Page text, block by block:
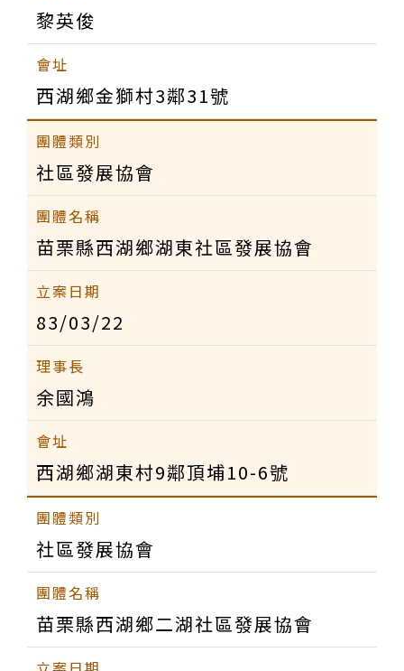
黎英俊
西湖鄉金獅村3鄰31號
社區發展協會
苗栗縣西湖鄉湖東社區發展協會
83/03/22
余國鴻
西湖鄉湖東村9鄰頂埔10-6號
社區發展協會
苗栗縣西湖鄉二湖社區發展協會